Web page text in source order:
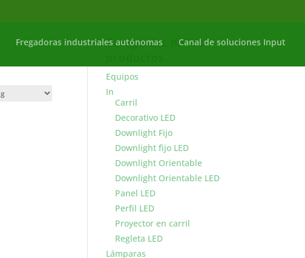
Fregadoras industriales autónomas Canal de soluciones Input
Categorías de los
Equipos
In
Carril
Decorativo LED
Downlight Fijo
Downlight fijo LED
Downlight Orientable
Downlight Orientable LED
Panel LED
Perfil LED
Proyector en carril
Regleta LED
Lámparas